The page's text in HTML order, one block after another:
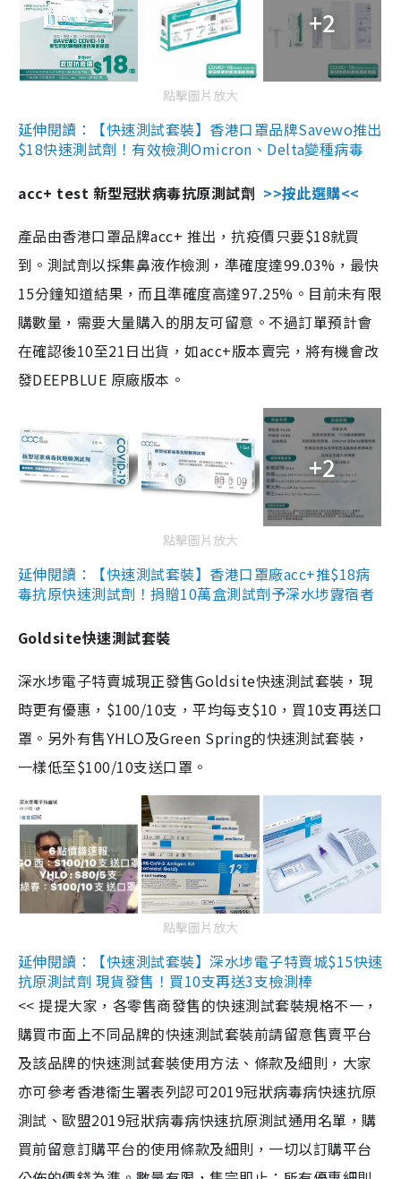
+2
點擊圖片放大
延伸閱讀：【快速測試套裝】香港口罩品牌Savewo推出
$18快速測試劑！有效檢測Omicron、Delta變種病毒
acc+ test 新型冠狀病毒抗原測試劑 >>按此選購<<
產品由香港口罩品牌acc+ 推出，抗疫價只要$18就買
到。測試劑以採集鼻液作檢測，準確度達99.03%，最快
15分鐘知道結果，而且準確度高達97.25%。目前未有限
購數量，需要大量購入的朋友可留意。不過訂單預計會
在確認後10至21日出貨，如acc+版本賣完，將有機會改
發DEEPBLUE 原廠版本。
+2
點擊圖片放大
延伸閱讀：【快速測試套裝】香港口罩廠acc+推$18病
毒抗原快速測試劑！捐贈10萬盒測試劑予深水埗露宿者
Goldsite快速測試套裝
深水埗電子特賣城現正發售Goldsite快速測試套裝，現
時更有優惠，$100/10支，平均每支$10，買10支再送口
罩。另外有售YHLO及Green Spring的快速測試套裝，
一樣低至$100/10支送口罩。
點擊圖片放大
延伸閱讀：【快速測試套裝】深水埗電子特賣城$15快速
抗原測試劑 現貨發售！買10支再送3支檢測棒
<< 提提大家，各零售商發售的快速測試套裝規格不一，
購買市面上不同品牌的快速測試套裝前請留意售賣平台
及該品牌的快速測試套裝使用方法、條款及細則，大家
亦可參考香港衞生署表列認可2019冠狀病毒病快速抗原
測試、歐盟2019冠狀病毒病快速抗原測試通用名單，購
買前留意訂購平台的使用條款及細則，一切以訂購平台